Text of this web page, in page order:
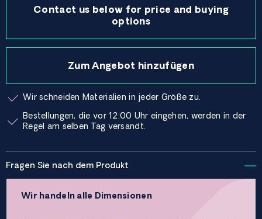
Contact us below for price and buying
options
Zum Angebot hinzufügen
Wir schneiden Materialien in jeder Größe zu.
Bestellungen, die vor 12:00 Uhr eingehen, werden in der
Regel am selben Tag versandt.
Fragen Sie nach dem Produkt
Wir handeln alle Dimensionen